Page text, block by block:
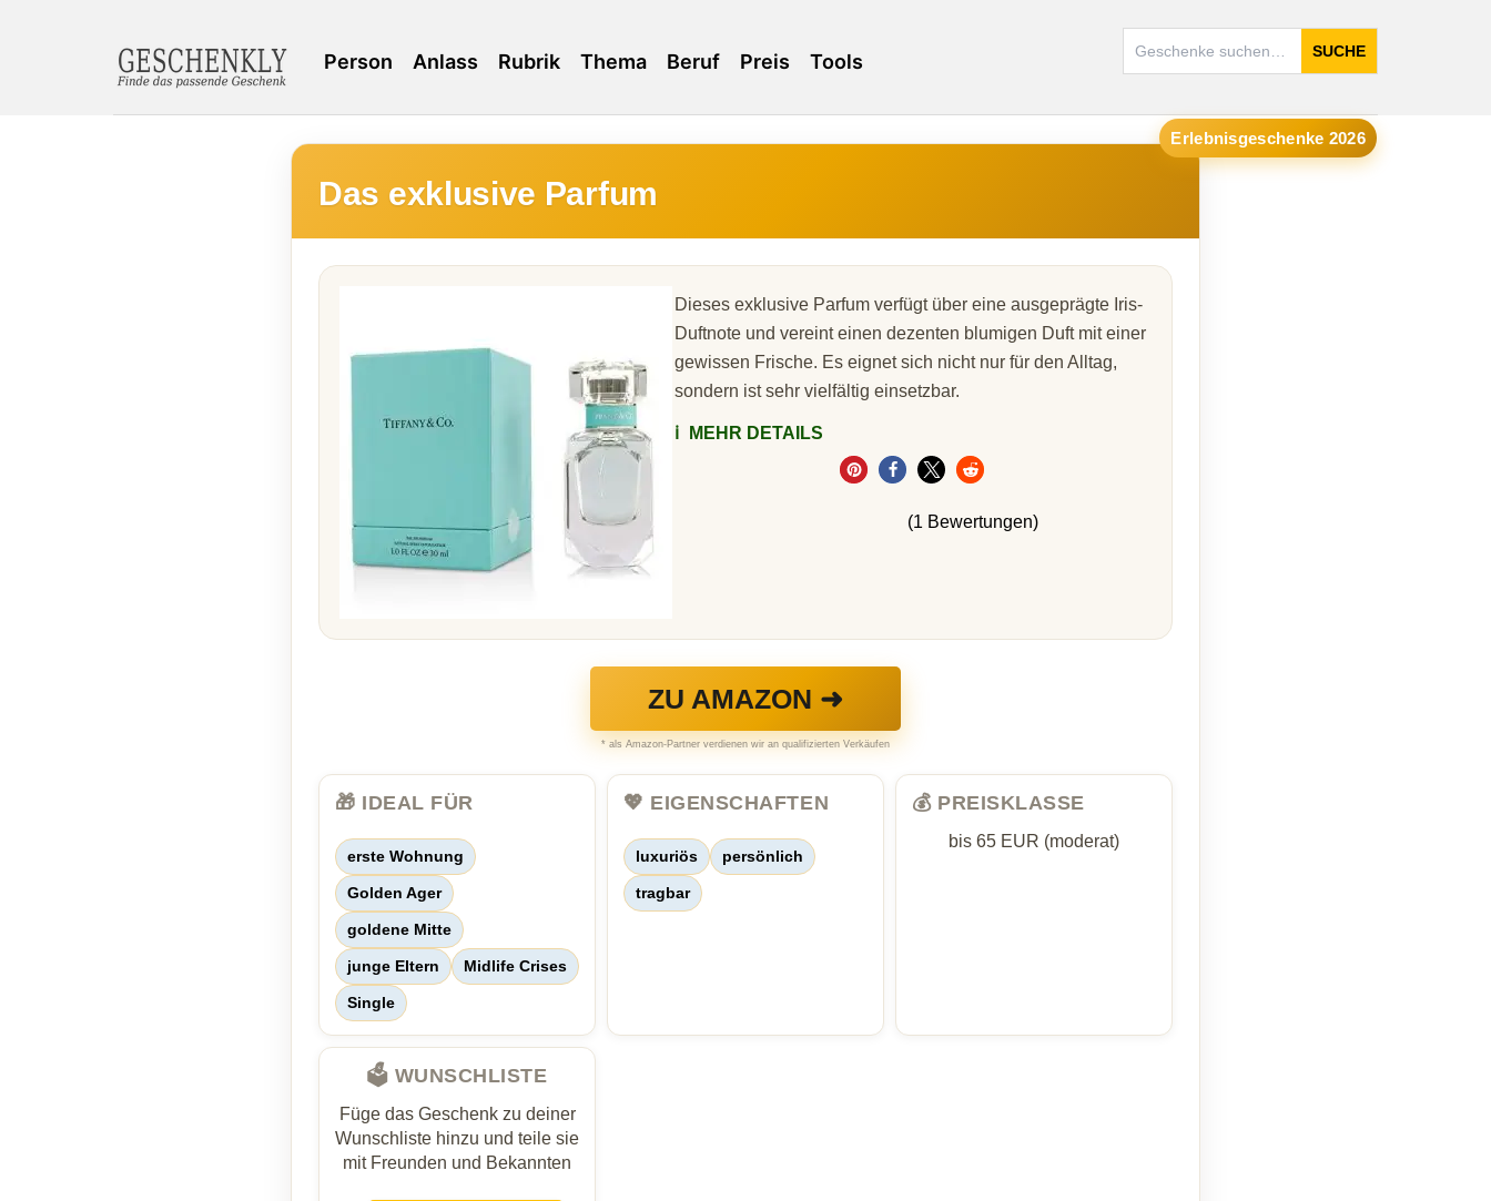
SUCHE
Person Anlass Rubrik Thema Beruf Preis Tools
Erlebnisgeschenke 2026
Das exklusive Parfum
Dieses exklusive Parfum verfügt über eine ausgeprägte Iris-
Duftnote und vereint einen dezenten blumigen Duft mit einer
gewissen Frische. Es eignet sich nicht nur für den Alltag,
sondern ist sehr vielfältig einsetzbar.
ℹ️ MEHR DETAILS
(1 Bewertungen)
ZU AMAZON ➜
* als Amazon-Partner verdienen wir an qualifizierten Verkäufen
🎁 IDEAL FÜR
erste Wohnung
Golden Ager
goldene Mitte
junge Eltern Midlife Crises
Single
💖 EIGENSCHAFTEN
luxuriös persönlich
tragbar
💰 PREISKLASSE
bis 65 EUR (moderat)
🗳️ WUNSCHLISTE
Füge das Geschenk zu deiner
Wunschliste hinzu und teile sie
mit Freunden und Bekannten